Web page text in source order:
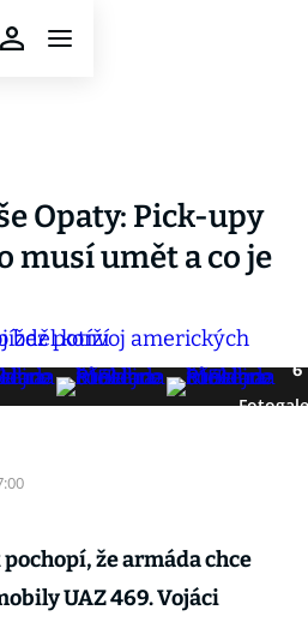
Opaty: Pick-upy
musí umět a co je
6
že armáda chce
UAZ 469. Vojáci